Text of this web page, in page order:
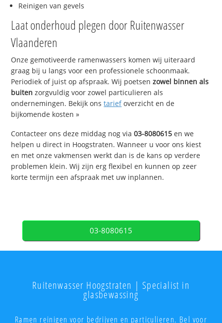
Reinigen van gevels
Laat onderhoud plegen door Ruitenwasser
Vlaanderen
Onze gemotiveerde ramenwassers komen wij uiteraard
graag bij u langs voor een professionele schoonmaak.
Periodiek of juist op afspraak. Wij poetsenzowel binnen als
buiten zorgvuldig voor zowel particulieren als
ondernemingen. Bekijk onstariefoverzicht en de
bijkomende kosten »
Contacteer ons deze middag nog via03-8080615 en we
helpen u direct in Hoogstraten. Wanneer u voor ons kiest
en met onze vakmensen werkt dan is de kans op verdere
problemen klein. Wij zijn erg flexibel en kunnen op zeer
korte termijn een afspraak met uw inplannen.
03-8080615
Ruitenwasser Hoogstraten | Specialist in
glasbewassing
Ramen reinigen voor bedrijven en particulieren. Bel voor